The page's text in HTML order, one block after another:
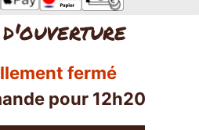
fermé
pour 12h20